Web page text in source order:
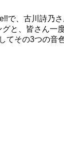
、古川詩乃
と、皆さん
その3つの